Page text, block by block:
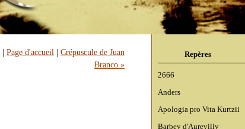
Repères
2666
Anders
Apologia pro Vita Kurtzii
Barbey d'Aurevilly
| Page d'accueil | Crépuscule de Juan
Branco »